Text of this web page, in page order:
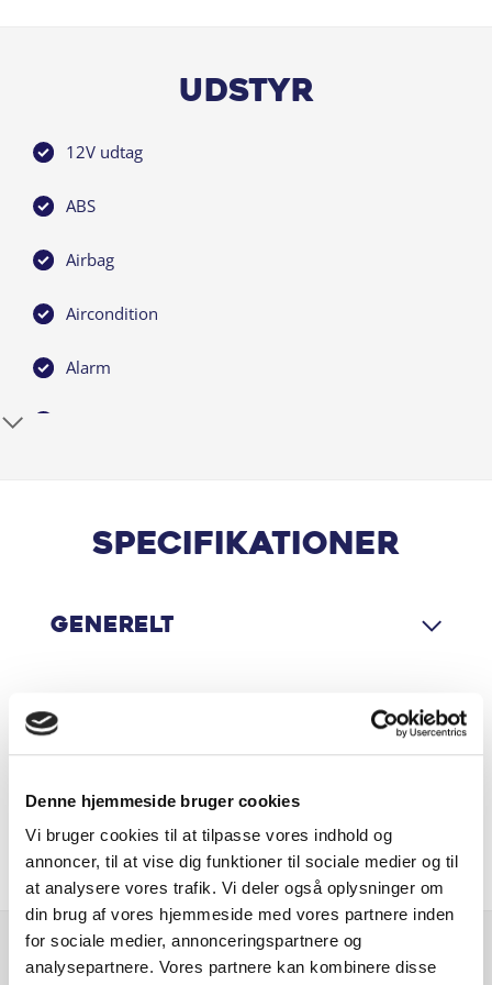
Denne hjemmeside bruger cookies
Vi bruger cookies til at tilpasse vores indhold og
annoncer, til at vise dig funktioner til sociale medier og til
at analysere vores trafik. Vi deler også oplysninger om
din brug af vores hjemmeside med vores partnere inden
for sociale medier, annonceringspartnere og
analysepartnere. Vores partnere kan kombinere disse
info@bilerneshus.dk
Adresse:
8600 Silkeborg
✅ Chat med os på bilerneshus.dk
Bilernes Hus er autoriseret servicepartner for en lang
række bilmærker på vores store moderne værksted og
med et hus der rummer mere end 38.000 m2. - Så kan
du ALTID regne med at få seriøs rådgivning og service -
alt under samme tag. Vi tilbyder markedets bedste
Øvrig beskrivelse:
Farve - Enigma Black Metallak, Sort delæder &
Automatgear, Bluetooth, DAB+ radio, Digital
bluetooth, Nøglefri start, Regnsensor, Servo,
Stemmebetjening, Udvendig temperaturmåler, USB-C
Multijusterbart rat, Mørk loftbeklædning, Splitbagsæde,
ABS, Airbag, Alarm, Antispin, Automatisk nødopkald,
Dæktrykssensor, ESP, Isofix, Lyssensor, Selealarm,
finansiering tilbydes.
Udstyr
12V udtag
ABS
Airbag
Aircondition
Alarm
Apple CarPlay
Automatgear
Bakkamera
Bluetooth
Centrallås
DAB radio
Specifikationer
Generelt
Motor & Ydelse
Økonomi
Er du interesseret i